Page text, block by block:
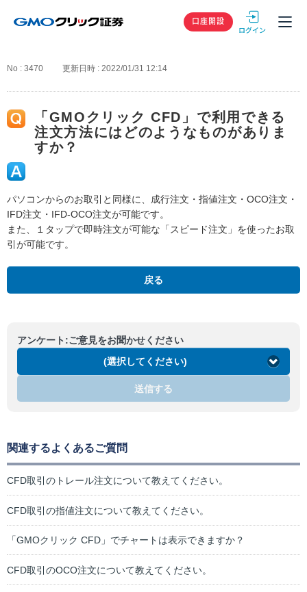
GMOクリック
口座開設
No : 3470 更新日時 : 2022/01/31 12:14
「GMOクリック CFD」で利用できる
注文方法にはどのようなものがありま
すか？
パソコンからのお取引と同様に、成行注文・指値注文・OCO注文・
IFD注文・IFD-OCO注文が可能です。
また、１タップで即時注文が可能な「スピード注文」を使ったお取
引が可能です。
戻る
アンケート:ご意見をお聞かせください
(選択してください)
送信する
関連するよくあるご質問
CFD取引のトレール注文について教えてください。
CFD取引の指値注文について教えてください。
「GMOクリック CFD」でチャートは表示できますか？
CFD取引のOCO注文について教えてください。